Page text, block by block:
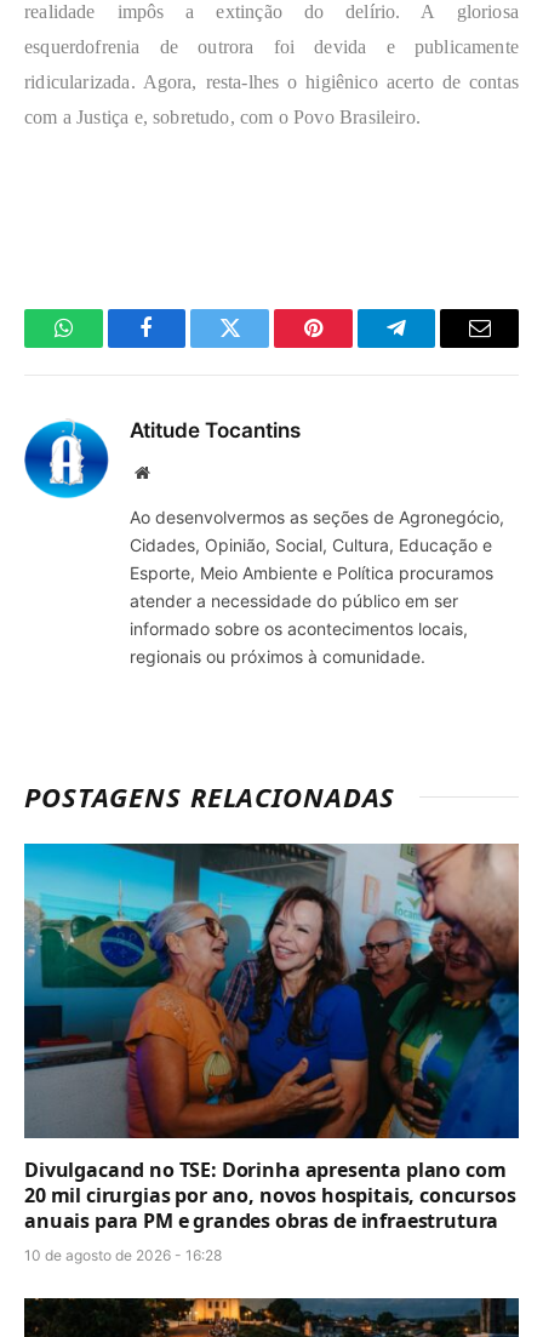
realidade impôs a extinção do delírio. A gloriosa
esquerdofrenia de outrora foi devida e publicamente
ridicularizada. Agora, resta-lhes o higiênico acerto de contas
com a Justiça e, sobretudo, com o Povo Brasileiro.
WhatsAppFacebookTwitter Pinterest TelegramaE-
Atitude Tocantins
Site
Ao desenvolvermos as seções de Agronegócio,
Cidades, Opinião, Social, Cultura, Educação e
Esporte, Meio Ambiente e Política procuramos
atender a necessidade do público em ser
informado sobre os acontecimentos locais,
regionais ou próximos à comunidade.
POSTAGENS RELACIONADAS
Divulgacand no TSE: Dorinha apresenta plano com
20 mil cirurgias por ano, novos hospitais, concursos
anuais para PM e grandes obras de infraestrutura
10 de agosto de 2026 - 16:28